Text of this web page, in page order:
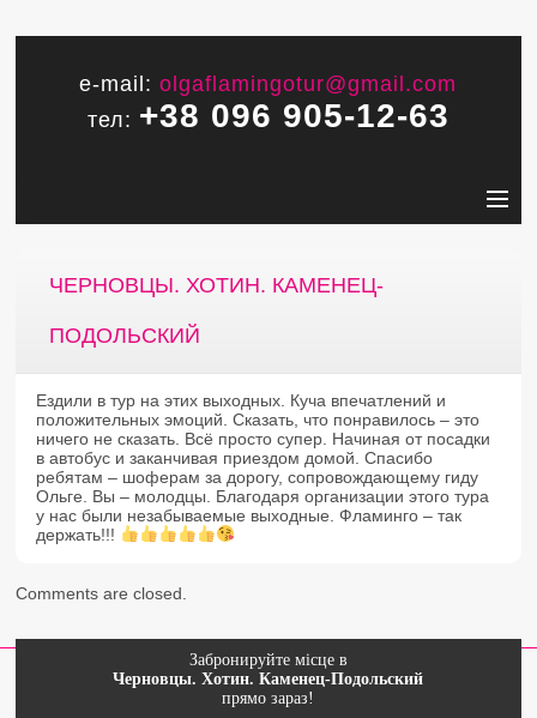
e-mail:olgaflamingotur@gmail.com
тел: +38 096 905-12-63
ЧЕРНОВЦЫ. ХОТИН. КАМЕНЕЦ-
ПОДОЛЬСКИЙ
Ездили в тур на этих выходных. Куча впечатлений и
положительных эмоций. Сказать, что понравилось – это
ничего не сказать. Всё просто супер. Начиная от посадки
в автобус и заканчивая приездом домой. Спасибо
ребятам – шоферам за дорогу, сопровождающему гиду
Ольге. Вы – молодцы. Благодаря организации этого тура
у нас были незабываемые выходные. Фламинго – так
держать!!!
Comments are closed.
Забронируйте місце в
Черновцы. Хотин. Каменец-Подольский
прямо зараз!